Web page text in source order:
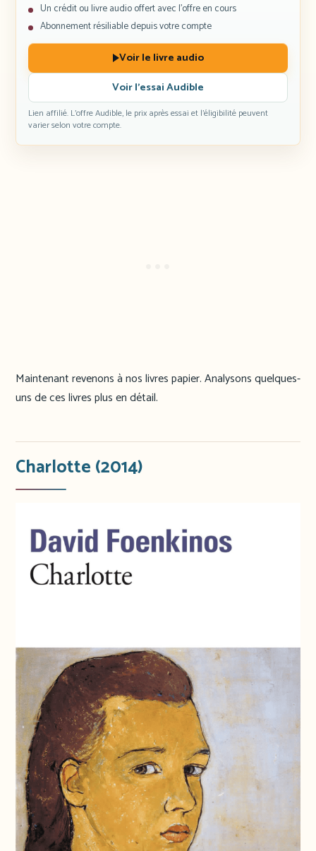
Un crédit ou livre audio offert avec l’offre en cours
Abonnement résiliable depuis votre compte
Voir le livre audio
Voir l’essai Audible
Lien affilié. L’offre Audible, le prix après essai et l’éligibilité peuvent
varier selon votre compte.
Maintenant revenons à nos livres papier. Analysons quelques-
uns de ces livres plus en détail.
Charlotte (2014)